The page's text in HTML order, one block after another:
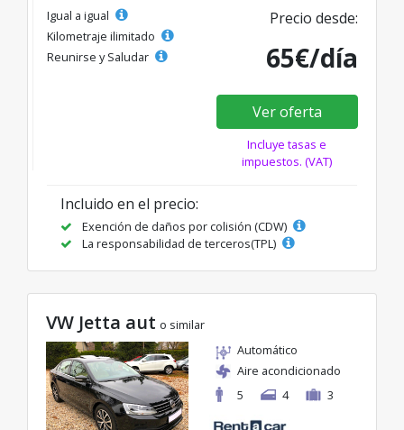
Igual a igual
Kilometraje ilimitado
Reunirse y Saludar
Precio desde:
65€/día
Ver oferta
Incluye tasas e
impuestos. (VAT)
Incluido en el precio:
Exención de daños por colisión (CDW)
La responsabilidad de terceros(TPL)
VW Jetta aut o similar
Automático
Aire acondicionado
5
4 3